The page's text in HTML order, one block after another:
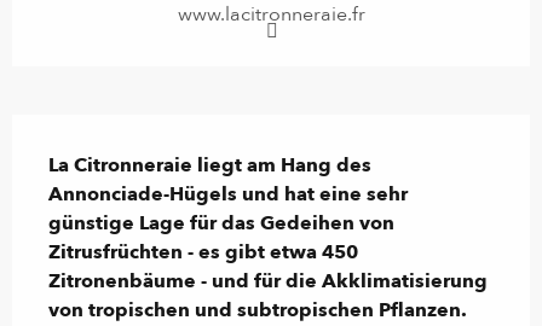
www.lacitronneraie.fr
La Citronneraie liegt am Hang des
Annonciade-Hügels und hat eine sehr
günstige Lage für das Gedeihen von
Zitrusfrüchten - es gibt etwa 450
Zitronenbäume - und für die Akklimatisierung
von tropischen und subtropischen Pflanzen.